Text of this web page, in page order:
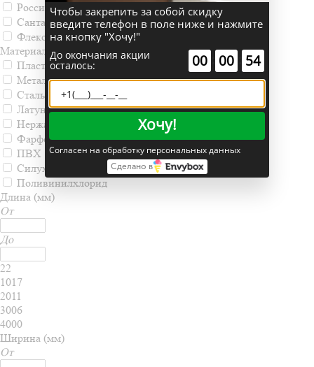
Россия
Сантаком
Флекси-север
Материал
Пластик
Металл
Сталь
Латунь
Нержавеющая сталь
Фарфор
ПВХ
Силумин
Поливинилхлорид
Длина (мм)
От
До
22
1017
2011
3006
4000
Ширина (мм)
От
Чтобы закрепить за собой скидку
введите телефон в поле ниже и нажмите
на кнопку "Хочу!"
До окончания акции
осталось: 00 00 54
Хочу!
Согласен на обработку персональных данных
Сделано в